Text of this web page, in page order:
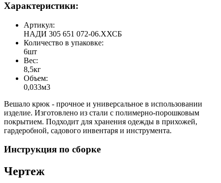
Характеристики:
Артикул:
НАДИ 305 651 072-06.ХХСБ
Количество в упаковке:
6шт
Вес:
8,5кг
Объем:
0,033м3
Вешало крюк - прочное и универсальное в использовании
изделие. Изготовлено из стали с полимерно-порошковым
покрытием. Подходит для хранения одежды в прихожей,
гардеробной, садового инвентаря и инструмента.
Инструкция по сборке
Чертеж